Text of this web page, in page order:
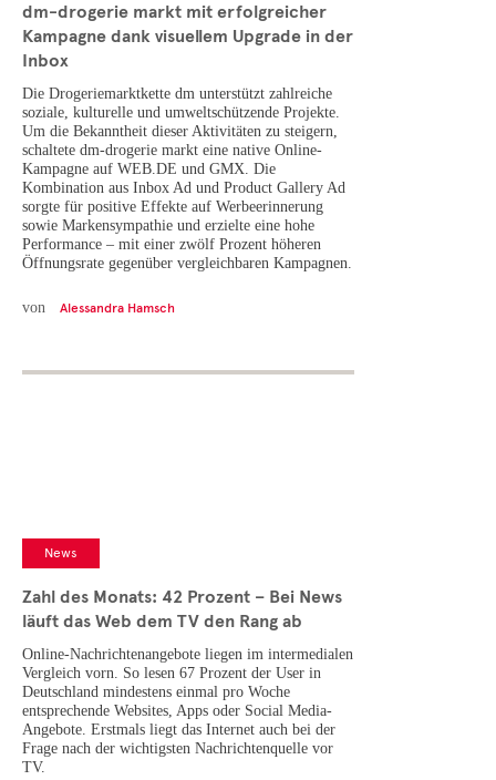
dm-drogerie markt mit erfolgreicher
Kampagne dank visuellem Upgrade in der
Inbox
Die Drogeriemarktkette dm unterstützt zahlreiche
soziale, kulturelle und umweltschützende Projekte.
Um die Bekanntheit dieser Aktivitäten zu steigern,
schaltete dm-drogerie markt eine native Online-
Kampagne auf WEB.DE und GMX. Die
Kombination aus Inbox Ad und Product Gallery Ad
sorgte für positive Effekte auf Werbeerinnerung
sowie Markensympathie und erzielte eine hohe
Performance – mit einer zwölf Prozent höheren
Öffnungsrate gegenüber vergleichbaren Kampagnen.
von Alessandra Hamsch
News
Zahl des Monats: 42 Prozent – Bei News
läuft das Web dem TV den Rang ab
Online-Nachrichtenangebote liegen im intermedialen
Vergleich vorn. So lesen 67 Prozent der User in
Deutschland mindestens einmal pro Woche
entsprechende Websites, Apps oder Social Media-
Angebote. Erstmals liegt das Internet auch bei der
Frage nach der wichtigsten Nachrichtenquelle vor
TV.